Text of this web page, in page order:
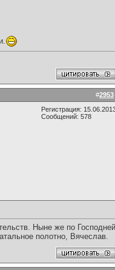
#2953
Регистрация:
Сообщений: 578
Ныне же по Господней
полотно, Вячеслав.